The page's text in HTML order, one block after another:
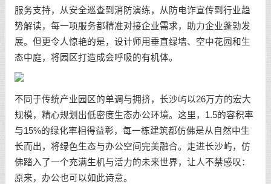
服务支持，从安全巡查到消防演练，从防电诈宣传到行业趋
势解读，每一项服务都精准对接企业需求，助力企业蓬勃发
展。但更令人惊艳的是，设计师用垂直绿墙、空中花园和生
态中庭，将园区打造成会呼吸的有机体。
不同于传统产业园区的单调与拥挤，长沙屿以26万方的宏大
规模，精心规划出低密度生态办公环境。这里，1.5的容积率
与15%的绿化率相得益彰，每一栋建筑都仿佛是从自然中生
长而出，将绿色生态与办公空间完美融合。走进长沙屿，仿
佛踏入了一个充满生机与活力的未来世界，让人不禁感叹：
原来，办公也可以如此诗意。